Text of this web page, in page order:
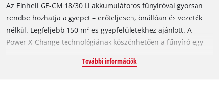
Az Einhell GE-CM 18/30 Li akkumulátoros fűnyíróval gyorsan
rendbe hozhatja a gyepet – erőteljesen, önállóan és vezeték
nélkül. Legfeljebb 150 m²-es gyepfelületekhez ajánlott. A
Power X-Change technológiának köszönhetően a fűnyíró egy
működik, amely a rendszer valamennyi Einhell készülékében
További információk